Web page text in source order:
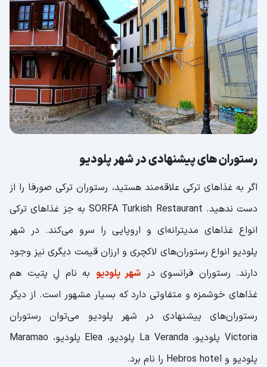
رستوران های پیشنهادی در شهر پلودیو
اگر به غذاهای ترکی علاقه‌مند هستید، رستوران ترکی صورفا را از
دست ندهید. SORFA Turkish Restaurant به جز غذاهای ترکی
انواع غذاهای مدیترانه‌ای و اروپایی را سرو می‌کند. در شهر
پلودیو انواع رستوران‌های لاکچری و ارزان قیمت دیگری نیز وجود
دارند. رستوران فرانسوی در شهر پلودیو به نام لِ پتیت هم
غذاهای خوشمزه‌ و متفاوتی دارد که بسیار مشهور است. از دیگر
رستوران‌های پیشنهادی در شهر پلودیو می‌توان رستوران
Victoria پلودیو، La Veranda پلودیو، Elea پلودیو، Maramao
پلودیو و Hebros hotel را نام برد.